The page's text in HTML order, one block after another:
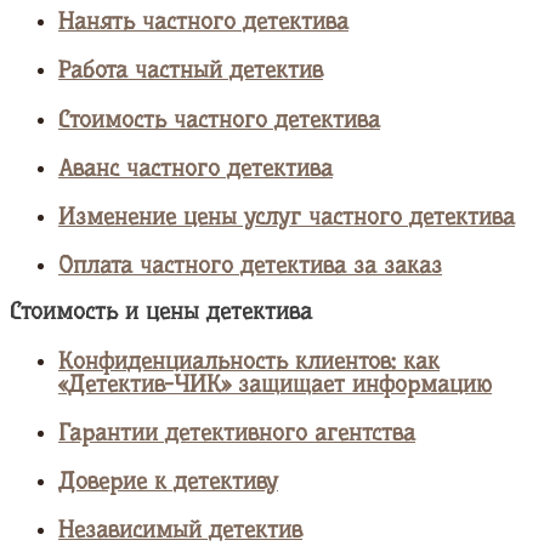
Нанять частного детектива
Работа частный детектив
Стоимость частного детектива
Аванс частного детектива
Изменение цены услуг частного детектива
Оплата частного детектива за заказ
Стоимость и цены детектива
Конфиденциальность клиентов: как
«Детектив-ЧИК» защищает информацию
Гарантии детективного агентства
Доверие к детективу
Независимый детектив